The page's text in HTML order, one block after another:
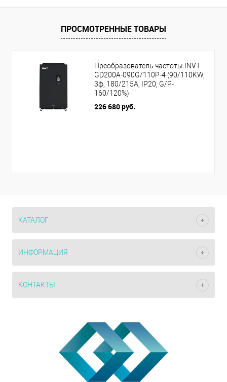
ПРОСМОТРЕННЫЕ ТОВАРЫ
Преобразователь частоты INVT
GD200A-090G/110P-4 (90/110KW,
3ф, 180/215A, IP20, G/P-
160/120%)
226 680 руб.
КАТАЛОГ
ИНФОРМАЦИЯ
КОНТАКТЫ